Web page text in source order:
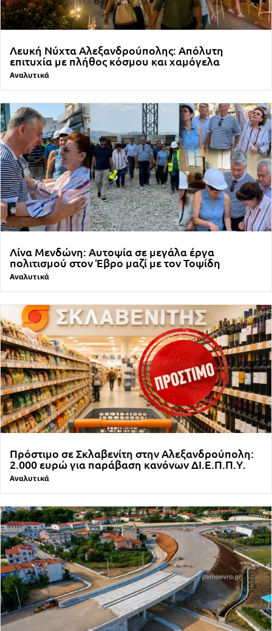
Λευκή Νύχτα Αλεξανδρούπολης: Απόλυτη
επιτυχία με πλήθος κόσμου και χαμόγελα
Αναλυτικά
Λίνα Μενδώνη: Αυτοψία σε μεγάλα έργα
πολιτισμού στον Έβρο μαζί με τον Τοψίδη
Αναλυτικά
Πρόστιμο σε Σκλαβενίτη στην Αλεξανδρούπολη:
2.000 ευρώ για παράβαση κανόνων ΔΙ.Ε.Π.Π.Υ.
Αναλυτικά